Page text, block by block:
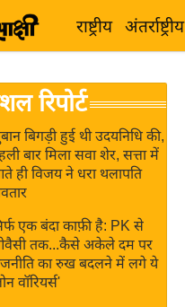
राष्ट्रीय अंतर्राष्ट्रीय
रिपोर्ट
बिगड़ी हुई थी उदयनिधि की,
बार मिला सवा शेर, सत्ता में
ही विजय ने धरा थलापति
एक बंदा काफ़ी है: PK से
तक...कैसे अकेले दम पर
का रुख बदलने में लगे ये
वॉरियर्स'